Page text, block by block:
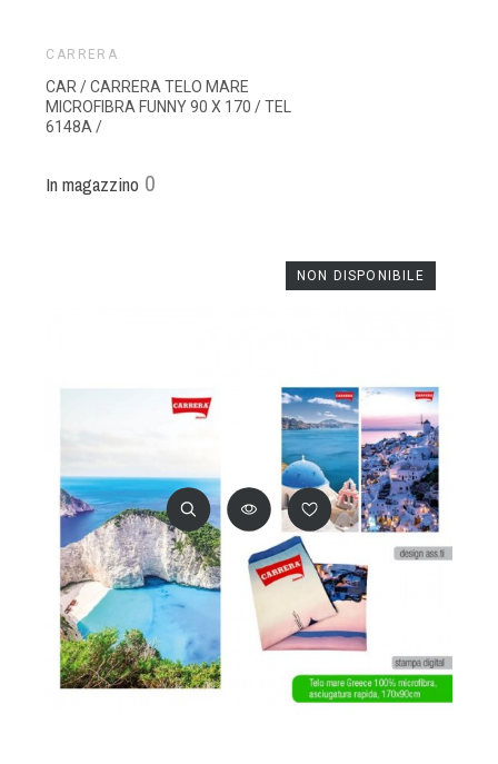
CARRERA
CAR / CARRERA TELO MARE
MICROFIBRA FUNNY 90 X 170 / TEL
6148A /
In magazzino 0
NON DISPONIBILE